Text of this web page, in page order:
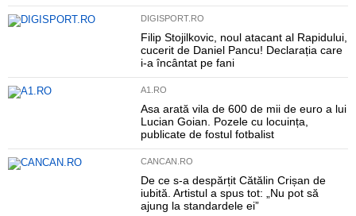
DIGISPORT.RO
Filip Stojilkovic, noul atacant al Rapidului,
cucerit de Daniel Pancu! Declarația care
i-a încântat pe fani
A1.RO
Asa arată vila de 600 de mii de euro a lui
Lucian Goian. Pozele cu locuința,
publicate de fostul fotbalist
CANCAN.RO
De ce s-a despărțit Cătălin Crișan de
iubită. Artistul a spus tot: „Nu pot să
ajung la standardele ei”